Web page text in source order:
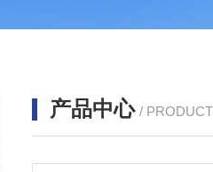
产品中心 /